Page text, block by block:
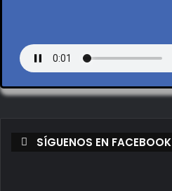
SÍGUENOS EN FACEBOOK